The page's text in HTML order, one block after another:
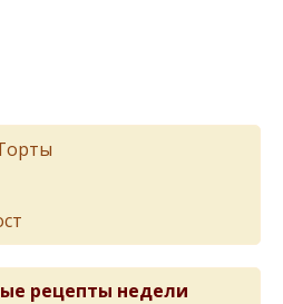
рецепты недели